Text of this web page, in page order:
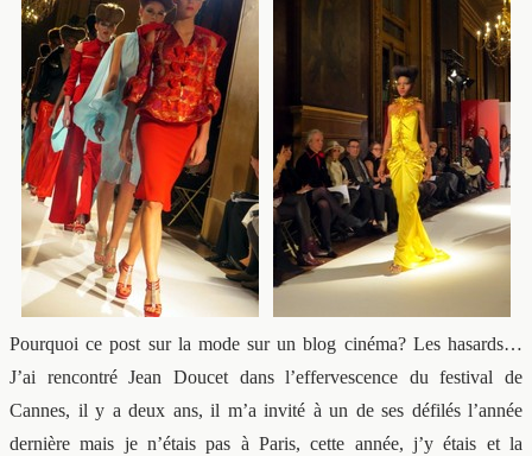
Pourquoi ce post sur la mode sur un blog cinéma? Les hasards…
J’ai rencontré Jean Doucet dans l’effervescence du festival de
Cannes, il y a deux ans, il m’a invité à un de ses défilés l’année
dernière mais je n’étais pas à Paris, cette année, j’y étais et la